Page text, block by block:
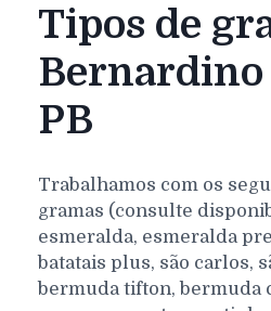
Tipos de
PB
Trabalhamos com os
gramas (consulte
esmeralda, esmeralda
batatais plus, são carlos,
bermuda tifton, bermuda